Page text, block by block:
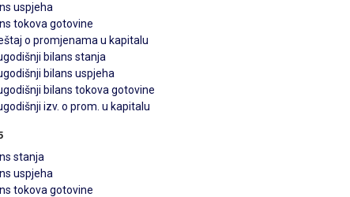
uspjeha
tokova gotovine
o promjenama u kapitalu
bilans stanja
bilans uspjeha
bilans tokova gotovine
izv. o prom. u kapitalu
stanja
uspjeha
tokova gotovine